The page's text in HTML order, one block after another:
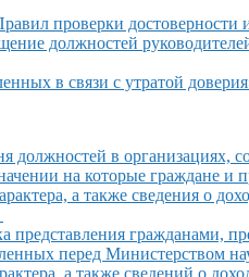
проверки
должностей
в связи с утратой
должностей в организациях,
на которые граждане и
а также сведения о
представления гражданами,
перед Министерством
а также сведений о